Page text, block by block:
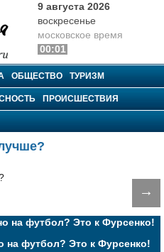
9 августа 2026
воскресенье
московское время
00:01
ОБЩЕСТВО ТУРИЗМ
ПРОИСШЕСТВИЯ
→
на футбол? Это к Фурсенко!